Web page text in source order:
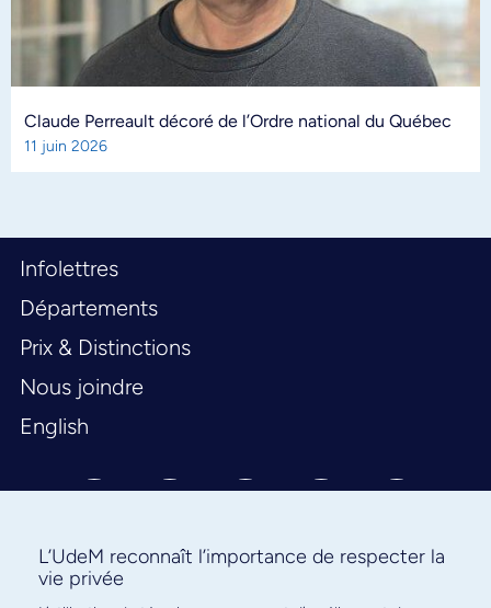
Claude Perreault décoré de l’Ordre national du Québec
11 juin 2026
Infolettres
Départements
Prix & Distinctions
Nous joindre
English
L’UdeM reconnaît l’importance de respecter la
vie privée